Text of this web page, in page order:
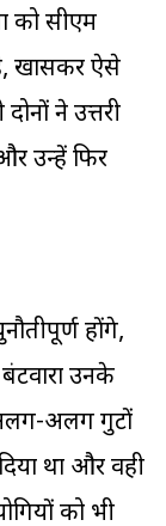
को सीएम
खासकर ऐसे
ने उत्तरी
उन्हें फिर
होंगे,
उनके
अलग गुटों
था और वही
को भी